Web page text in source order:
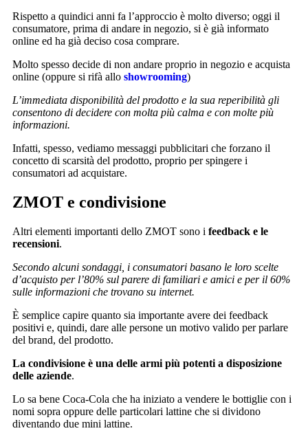
Rispetto a quindici anni fa l’approccio è molto diverso; oggi il
consumatore, prima di andare in negozio, si è già informato
online ed ha già deciso cosa comprare.
Molto spesso decide di non andare proprio in negozio e acquista
online (oppure si rifà allo showrooming)
L’immediata disponibilità del prodotto e la sua reperibilità gli
consentono di decidere con molta più calma e con molte più
informazioni.
Infatti, spesso, vediamo messaggi pubblicitari che forzano il
concetto di scarsità del prodotto, proprio per spingere i
consumatori ad acquistare.
ZMOT e condivisione
Altri elementi importanti dello ZMOT sono i feedback e le
recensioni.
Secondo alcuni sondaggi, i consumatori basano le loro scelte
d’acquisto per l’80% sul parere di familiari e amici e per il 60%
sulle informazioni che trovano su internet.
È semplice capire quanto sia importante avere dei feedback
positivi e, quindi, dare alle persone un motivo valido per parlare
del brand, del prodotto.
La condivisione è una delle armi più potenti a disposizione
delle aziende.
Lo sa bene Coca-Cola che ha iniziato a vendere le bottiglie con i
nomi sopra oppure delle particolari lattine che si dividono
diventando due mini lattine.